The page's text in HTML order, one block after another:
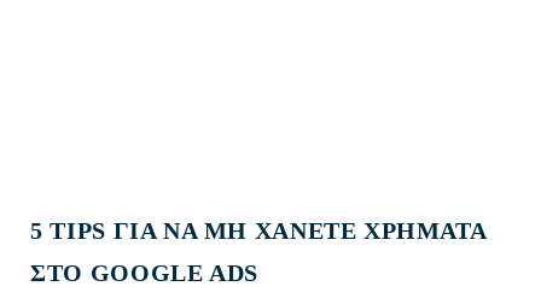
5 TIPS ΓΙΑ ΝΑ ΜΗ ΧΑΝΕΤΕ ΧΡΗΜΑΤΑ
ΣΤΟ GOOGLE ADS